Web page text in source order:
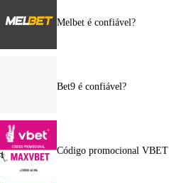
Melbet é confiável?
Bet9 é confiável?
Código promocional VBET